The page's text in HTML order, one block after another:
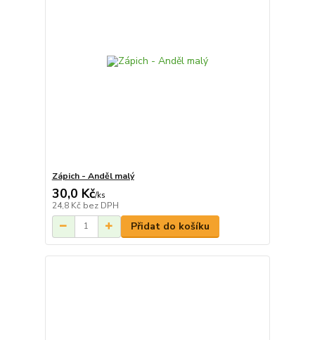
Zápich - Anděl malý
30,0 Kč/ks
24,8 Kč bez DPH
Přidat do košíku